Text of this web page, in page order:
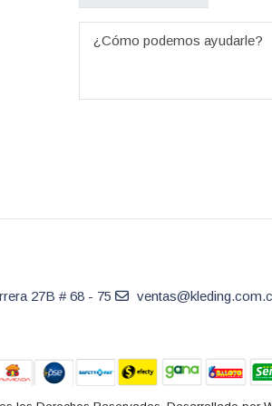
27B # 68 - 75